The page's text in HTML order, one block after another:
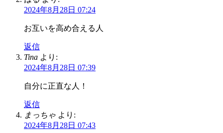
2024年8月28日 07:24
お互いを高め合える人
返信
Tina より:
2024年8月28日 07:39
自分に正直な人！
返信
まっちゃ より:
2024年8月28日 07:43